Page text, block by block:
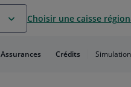
Choisir une caisse
Assurances Crédits